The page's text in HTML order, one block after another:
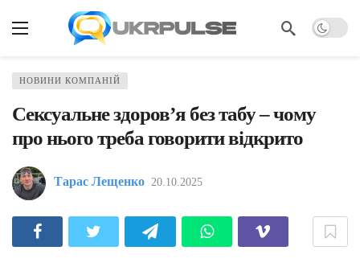
НОВИНИ КОМПАНІЙ
Сексуальне здоров’я без табу – чому
про нього треба говорити відкрито
Тарас Лещенко 20.10.2025